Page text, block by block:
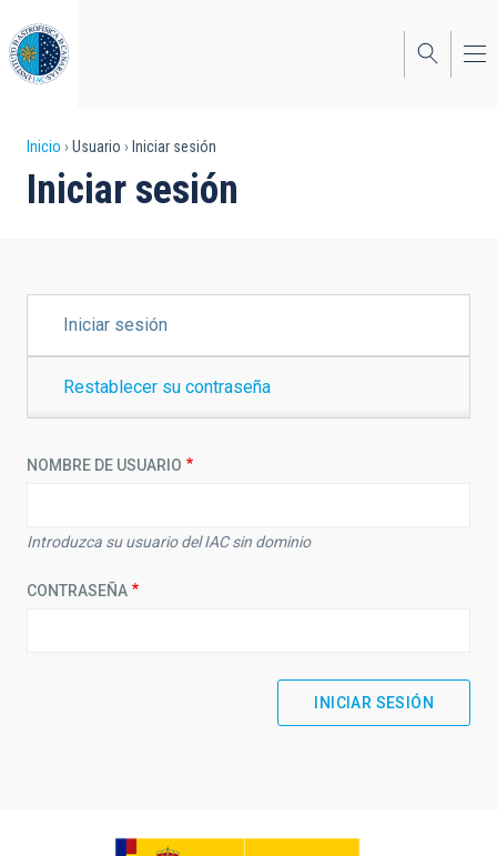
al
contenido
principal
Sobrescribir
enlaces
la
navegación
Inicio Usuario Iniciar sesión
Iniciar sesión
PRINCIPALES
Iniciar sesión
Restablecer su contraseña
NOMBRE DE USUARIO
Introduzca su usuario del IAC sin dominio
CONTRASEÑA